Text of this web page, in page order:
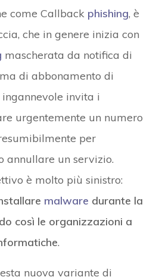
come Callback phishing, è
che in genere inizia con
mascherata da notifica di
di abbonamento di
ingannevole invita i
urgentemente un numero
per
annullare un servizio.
è molto più sinistro:
malware durante la
così le organizzazioni a
.
nuova variante di